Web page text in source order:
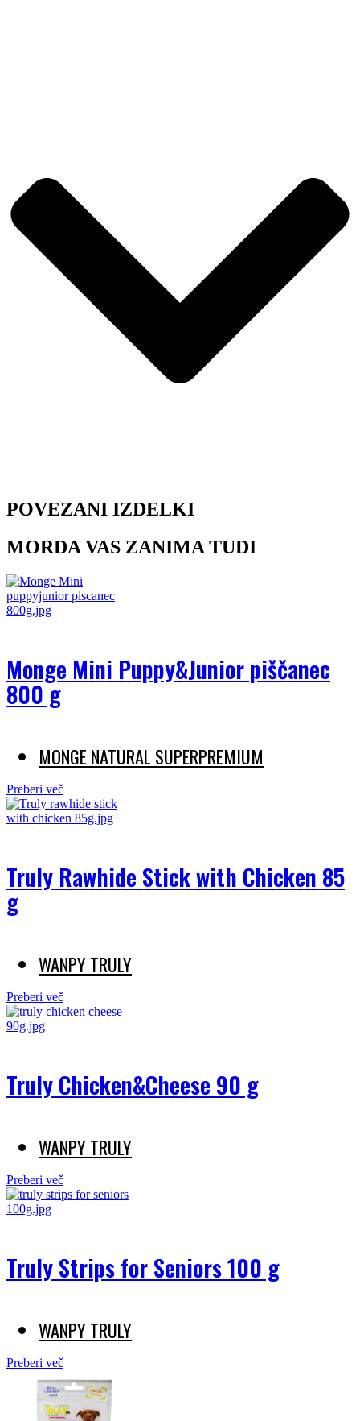
POVEZANI IZDELKI
MORDA VAS ZANIMA TUDI
Monge Mini Puppy&Junior piščanec
800 g
MONGE NATURAL SUPERPREMIUM
Preberi več
Truly Rawhide Stick with Chicken 85
g
WANPY TRULY
Preberi več
Truly Chicken&Cheese 90 g
WANPY TRULY
Preberi več
Truly Strips for Seniors 100 g
WANPY TRULY
Preberi več